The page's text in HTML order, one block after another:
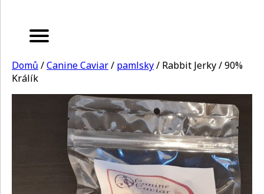
Domů /Canine Caviar/ pamlsky/ Rabbit Jerky / 90%
Králík